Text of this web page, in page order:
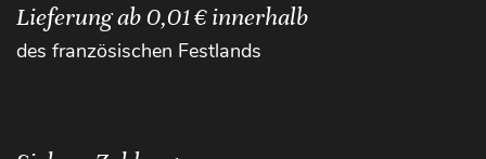
Lieferung ab 0,01 € innerhalb
des französischen Festlands